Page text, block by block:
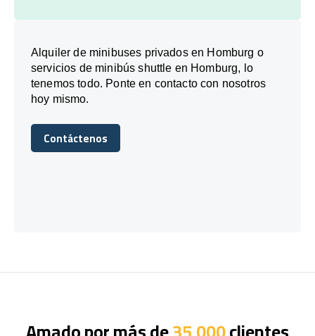
Alquiler de minibuses privados en Homburg o
servicios de minibús shuttle en Homburg, lo
tenemos todo. Ponte en contacto con nosotros
hoy mismo.
Contáctenos
Contáctenos